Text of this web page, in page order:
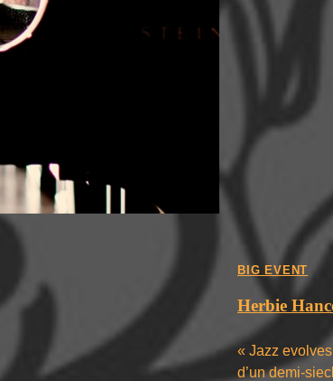
BIG EVENT
Herbie
« Jazz
d’un demi-